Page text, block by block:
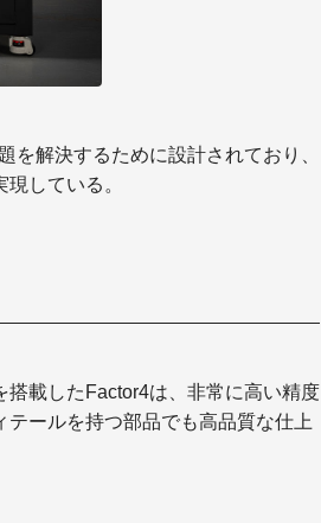
を解決するために設計されており、
している。
載したFactor4は、非常に高い精度
テールを持つ部品でも高品質な仕上